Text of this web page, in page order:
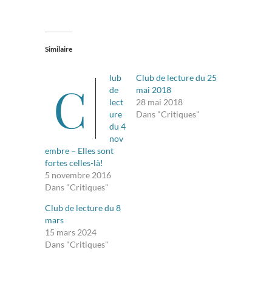
Similaire
C
lub
de
lect
ure
du 4
nov
embre – Elles sont
fortes celles-là!
5 novembre 2016
Dans "Critiques"
Club de lecture du 25
mai 2018
28 mai 2018
Dans "Critiques"
Club de lecture du 8
mars
15 mars 2024
Dans "Critiques"